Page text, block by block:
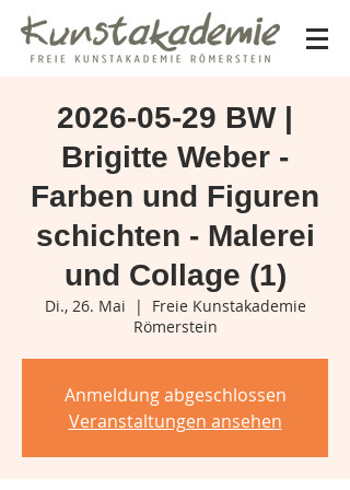
2026-05-29 BW |
Brigitte Weber -
Farben und Figuren
schichten - Malerei
und Collage (1)
Di., 26. Mai
  |
Freie Kunstakademie
Römerstein
Anmeldung abgeschlossen
Veranstaltungen ansehen